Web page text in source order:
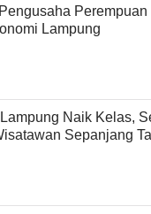
Perempuan
Lampung
Naik Kelas,
Sepanjang